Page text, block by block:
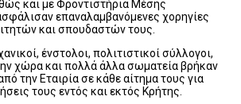
και με Φροντιστήρια Μέσης
επαναλαμβανόμενες χορηγίες
και σπουδαστών τους.
ένστολοι, πολιτιστικοί σύλλογοι,
χώρα και πολλά άλλα σωματεία βρήκαν
την Εταιρία σε κάθε αίτημα τους για
τους εντός και εκτός Κρήτης.